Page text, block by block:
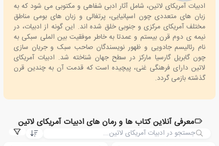
ادبیات آمریکای لاتین، شامل آثار ادبی شفاهی و مکتوبی می شود که به
زبان های متعددی چون اسپانیایی، پرتغالی و زبان های بومی مناطق
مختلف آمریکای مرکزی و جنوبی خلق شده اند. این گونه از ادبیات، در
نیمه ی دوم قرن بیستم و عمدتا به خاطر موفقیت بین الملی سبکی به
نام رئالیسم جادویی و ظهور نویسندگان صاحب سبک و جریان سازی
چون گابریل گارسیا مارکز در سطح جهان شناخته شد. ادبیات آمریکای
لاتین دارای فرهنگی غنی، پیچیده است که قدمت آن به چندین قرن
گذشته بازمی گردد.
معرفی آنلاین کتاب ها و رمان های ادبیات آمریکای لاتین